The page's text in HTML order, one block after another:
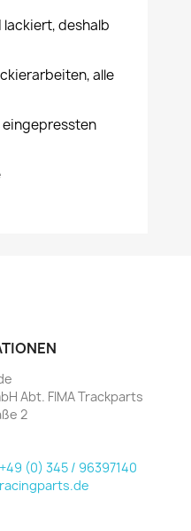
deshalb
alle
eingepressten
Abt. FIMA Trackparts
2
+49 (0) 345 / 96397140